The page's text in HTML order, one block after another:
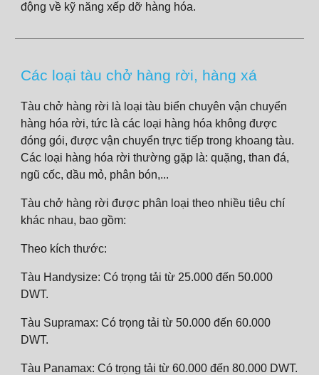
động về kỹ năng xếp dỡ hàng hóa.
Các loại tàu chở hàng rời, hàng xá
Tàu chở hàng rời là loại tàu biển chuyên vận chuyển
hàng hóa rời, tức là các loại hàng hóa không được
đóng gói, được vận chuyển trực tiếp trong khoang tàu.
Các loại hàng hóa rời thường gặp là: quặng, than đá,
ngũ cốc, dầu mỏ, phân bón,...
Tàu chở hàng rời được phân loại theo nhiều tiêu chí
khác nhau, bao gồm:
Theo kích thước:
Tàu Handysize: Có trọng tải từ 25.000 đến 50.000
DWT.
Tàu Supramax: Có trọng tải từ 50.000 đến 60.000
DWT.
Tàu Panamax: Có trọng tải từ 60.000 đến 80.000 DWT.